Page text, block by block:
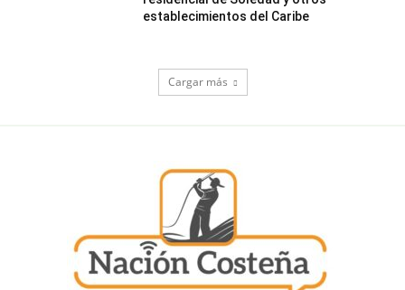
establecimientos del Caribe
Cargar más